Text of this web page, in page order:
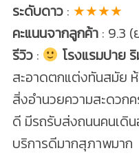
ระดับดาว: ★★★★
คะแนนจากลูกค้า : 9.3
รีวิว: โรงแรมปาย
สะอาดตกแต่งทันสมัย
สิ่งอำนวยความสะดวก
ดี มีรถรับส่งถนนคนเดิ
บริการดีมากสุภาพมาก